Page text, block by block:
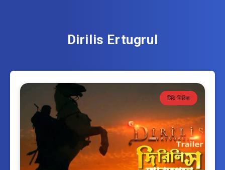
Dirilis Ertugrul
টিভি সিরিজ